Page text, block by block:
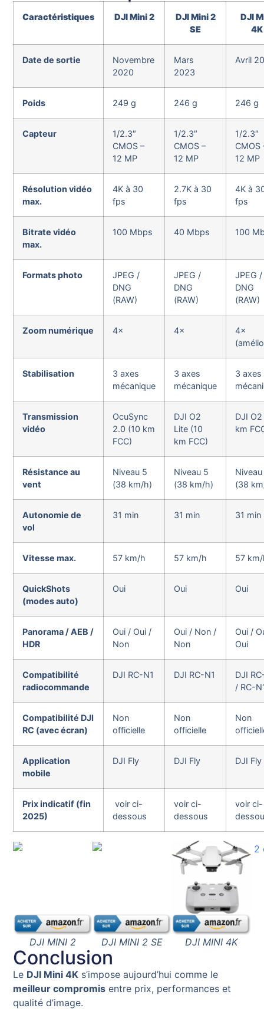
Caractéristiques DJI Mini 2
DJI Mini 2
SE
DJI
4K
Date de sortie
Novembre
2020
Mars
2023
Avril
Poids 249 g 246 g 246 g
Capteur
1/2.3″
CMOS –
12 MP
1/2.3″
CMOS –
12 MP
1/2.3″
CMOS
12 MP
Résolution vidéo
max.
4K à 30
fps
2.7K à 30
fps
4K à
fps
Bitrate vidéo
max.
100 Mbps 40 Mbps 100
Formats photo
JPEG /
DNG
(RAW)
JPEG /
DNG
(RAW)
JPEG /
DNG
(RAW)
Zoom numérique 4× 4×
4×
Stabilisation
3 axes
mécanique
3 axes
mécanique
3 axes
Transmission
vidéo
OcuSync
2.0 (10 km
FCC)
DJI O2
Lite (10
km FCC)
DJI
km
Résistance au
vent
Niveau 5
(38 km/h)
Niveau 5
(38 km/h)
(38
Autonomie de
vol
31 min 31 min 31 min
Vitesse max. 57 km/h 57 km/h 57
QuickShots
(modes auto)
Oui Oui Oui
Panorama / AEB /
HDR
Oui / Oui /
Non
Oui / Non /
Non
Oui /
Oui
Compatibilité
radiocommande
DJI RC-N1 DJI RC-N1
DJI
/ RC-
Compatibilité DJI
RC (avec écran)
Non
officielle
Non
officielle
Non
Application
mobile
DJI Fly DJI Fly DJI Fly
Prix indicatif (fin
2025)
voir ci-
dessous
voir ci-
dessous
voir ci-
DJI MINI 2 DJI MINI 2 SE DJI MINI 4K
Conclusion
Le DJI Mini 4K s’impose aujourd’hui comme le
meilleur compromis entre prix, performances et
qualité d’image.